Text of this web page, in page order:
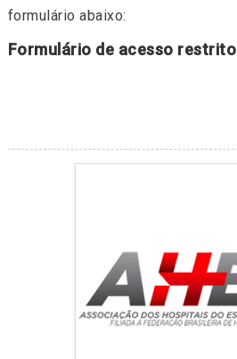
formulário abaixo:
Formulário de acesso restrito